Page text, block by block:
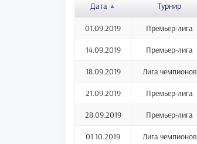
Дата Турнир
01.09.2019 Премьер-лига
14.09.2019 Премьер-лига
18.09.2019 Лига чемпионов
21.09.2019 Премьер-лига
28.09.2019 Премьер-лига
01.10.2019 Лига чемпионов